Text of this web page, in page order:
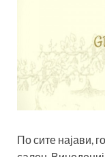
По сите најави,